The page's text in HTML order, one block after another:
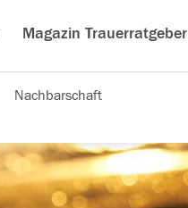
Magazin Trauerratgeber
Nachbarschaft